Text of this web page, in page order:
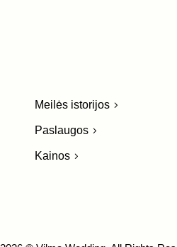
Meilės istorijos
Paslaugos
Kainos